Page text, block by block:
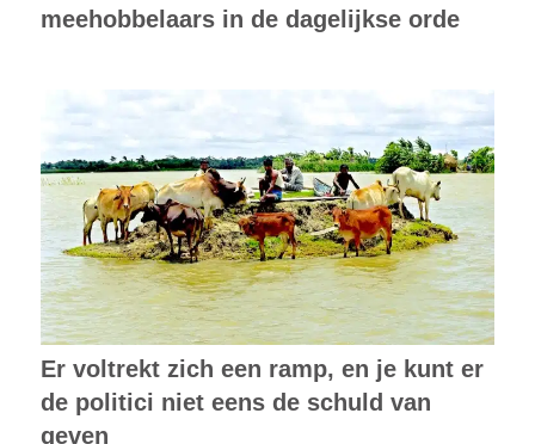
meehobbelaars in de dagelijkse orde
Er voltrekt zich een ramp, en je kunt er
de politici niet eens de schuld van
geven